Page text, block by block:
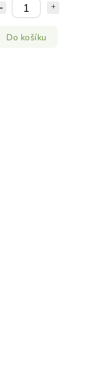
Do košíku